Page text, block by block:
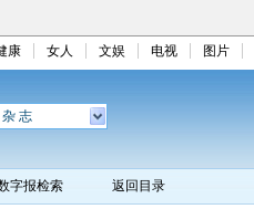
康 女人 文娱 电视 图片
杂 志
字报检索 返回目录